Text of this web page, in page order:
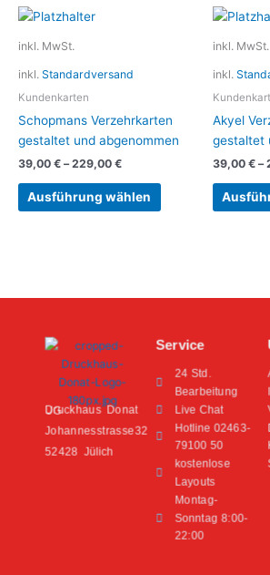
inkl. MwSt.
inkl. Standardversand
Kundenkarten
Schopmans Verzehrkarten
gestaltet und abgenommen
39,00 € –229,00 €
Ausführung wählen
Varianten
auf.
Die
der
inkl. MwSt.
inkl.
Akyel
gestaltet
39,00 € –
Service
24 Std.
Bearbeitung
Live Chat
Hotline 02463-
79100 50
kostenlose
Layouts
Montag-
Sonntag 8:00-
22:00
Druckhaus Donat UG
Johannesstrasse32
52428 Jülich